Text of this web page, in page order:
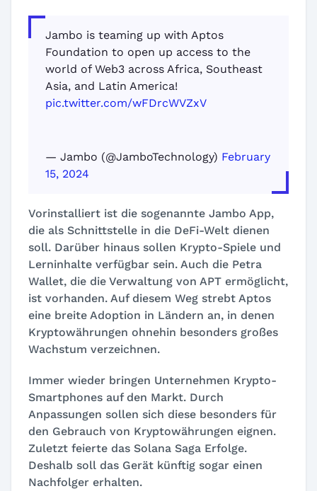
Jambo is teaming up with Aptos
Foundation to open up access to the
world of Web3 across Africa, Southeast
Asia, and Latin America!
pic.twitter.com/wFDrcWVZxV
— Jambo (@JamboTechnology) February
15, 2024
Vorinstalliert ist die sogenannte Jambo App,
die als Schnittstelle in die DeFi-Welt dienen
soll. Darüber hinaus sollen Krypto-Spiele und
Lerninhalte verfügbar sein. Auch die Petra
Wallet, die die Verwaltung von APT ermöglicht,
ist vorhanden. Auf diesem Weg strebt Aptos
eine breite Adoption in Ländern an, in denen
Kryptowährungen ohnehin besonders großes
Wachstum verzeichnen.
Immer wieder bringen Unternehmen Krypto-
Smartphones auf den Markt. Durch
Anpassungen sollen sich diese besonders für
den Gebrauch von Kryptowährungen eignen.
Zuletzt feierte das Solana Saga Erfolge.
Deshalb soll das Gerät künftig sogar einen
Nachfolger erhalten.